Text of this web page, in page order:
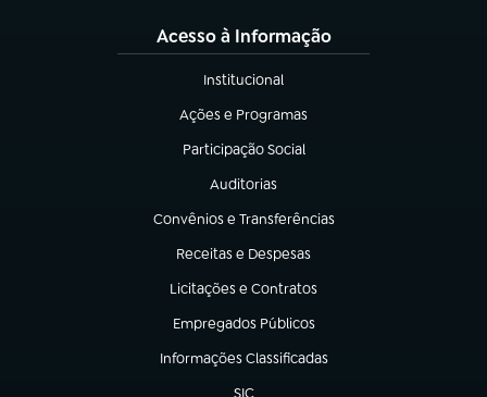
Acesso à Informação
Institucional
(abre em nova aba)
Ações e Programas
(abre em nova aba)
Participação Social
(abre em nova aba)
Auditorias
(abre em nova aba)
Convênios e Transferências
(abre em nova aba)
Receitas e Despesas
(abre em nova aba)
Licitações e Contratos
(abre em nova aba)
Empregados Públicos
(abre em nova aba)
Informações Classificadas
(abre em nova aba)